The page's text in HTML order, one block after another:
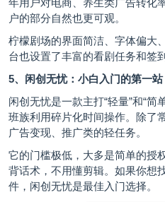
年用户对电商、养生类广告转化
户的部分自然也更可观。
柠檬剧场的界面简洁、字体偏大
台也设置了丰富的看剧任务和签
5、闲创无忧：小白入门的第一站
闲创无忧是一款主打“轻量”和“
班族利用碎片化时间操作。除了
广告变现、推广类的轻任务。
它的门槛极低，大多是简单的授
背话术，不用懂剪辑。如果你想
件，闲创无忧是最佳入门选择。